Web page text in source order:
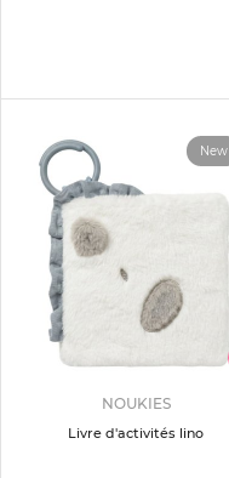
New
NOUKIES
Livre d'activités lino